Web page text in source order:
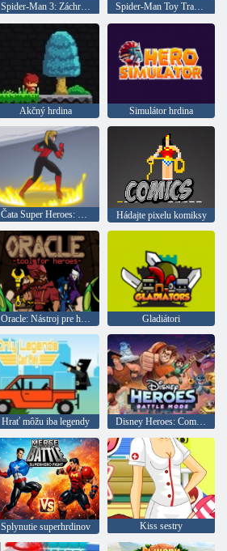
Spider-Man 3: Záchranná Mary Jane Spider-Man Toy Transporter
Akčný hrdina Simulátor hrdina
Hádajte pixelu komiksy
Oracle: Nástroj pre hrdinov Gladiátori
Hrať môžu iba legendy Disney Heroes: Combat Mode
Splynutie superhrdinov Kiss sestry